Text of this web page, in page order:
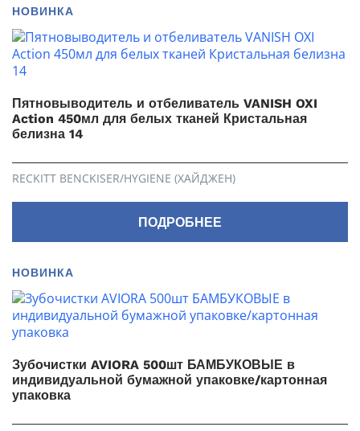
НОВИНКА
Пятновыводитель и отбеливатель VANISH OXI
Action 450мл для белых тканей Кристальная
белизна 14
RECKITT BENCKISER/HYGIENE (ХАЙДЖЕН)
ПОДРОБНЕЕ
НОВИНКА
Зубочистки AVIORA 500шт БАМБУКОВЫЕ в
индивидуальной бумажной упаковке/картонная
упаковка